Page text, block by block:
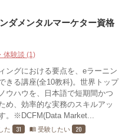
ダメンタルマーケター資格
体験談 (1)
ングにおける要点を、eラーニン
きる講座(全10教科)。世界トップ
ウハウを、日本語で短期間かつ
め、効率的な実務のスキルアッ
。※DCFM(Data Market...
た 31 menu_book 受験したい 20